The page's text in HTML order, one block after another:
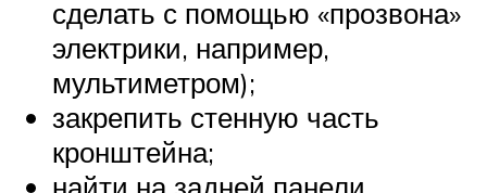
сделать с помощью «прозвона»
электрики, например,
мультиметром);
закрепить стенную часть
кронштейна;